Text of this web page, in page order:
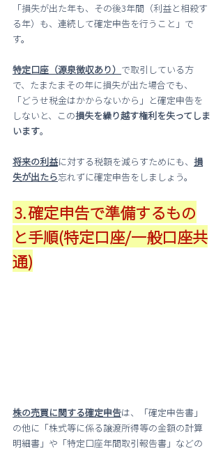
「損失が出た年も、その後3年間（利益と相殺す
る年）も、連続して確定申告を行うこと」で
す。
特定口座（源泉徴収あり） で取引している方
で、たまたまその年に損失が出た場合でも、
「どうせ税金はかからないから」と確定申告を
しないと、この損失を繰り越す権利を失ってしま
います。
将来の利益に対する税額を減らすためにも、 損
失が出たら忘れずに確定申告をしましょう。
⒊確定申告で準備するもの
と手順(特定口座/一般口座共
通)
株の売買に関する確定申告は、「確定申告書」
の他に「株式等に係る譲渡所得等の金額の計算
明細書」や「特定口座年間取引報告書」などの